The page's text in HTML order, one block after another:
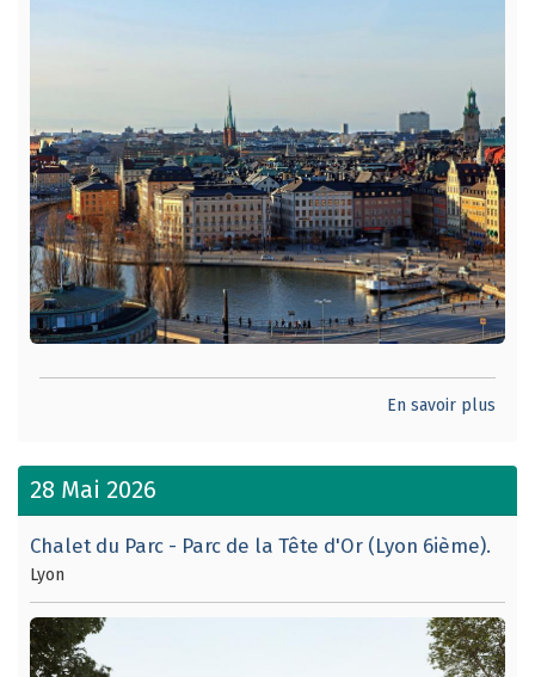
En savoir plus
28 Mai 2026
Chalet du Parc - Parc de la Tête d'Or (Lyon 6ième).
Lyon